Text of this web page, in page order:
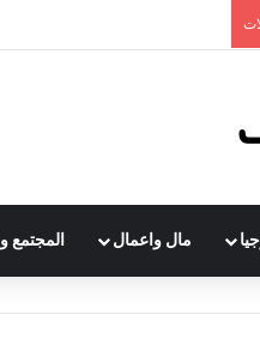
مال واعمال المجتمع